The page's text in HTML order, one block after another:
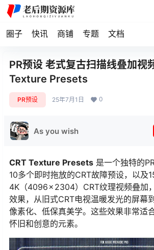
圈子 快讯 商铺 专题 文档
PR预设 老式复古扫描线叠加视
Texture Presets
PR预设 25年7月1日 0
As you wish
CRT Texture Presets 是一个独特的
10多个即时拖放的CRT故障预设，以及
4K（4096 × 2304）CRT纹理视频叠加
效果，从旧式CRT电视温暖发光的屏幕
像素化、低保真美学。这些效果非常适
怀旧和创意的元素。